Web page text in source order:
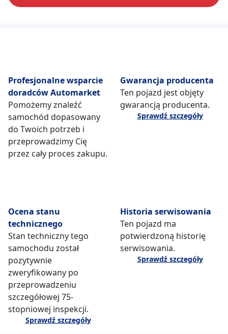
Profesjonalne wsparcie
doradców Automarket
Pomożemy znaleźć
samochód dopasowany
do Twoich potrzeb i
przeprowadzimy Cię
przez cały proces zakupu.
Gwarancja producenta
Ten pojazd jest objęty
gwarancją producenta.
Sprawdź szczegóły
Ocena stanu
technicznego
Stan techniczny tego
samochodu został
pozytywnie
zweryfikowany po
przeprowadzeniu
szczegółowej 75-
stopniowej inspekcji.
Sprawdź szczegóły
Historia serwisowania
Ten pojazd ma
potwierdzoną historię
serwisowania.
Sprawdź szczegóły